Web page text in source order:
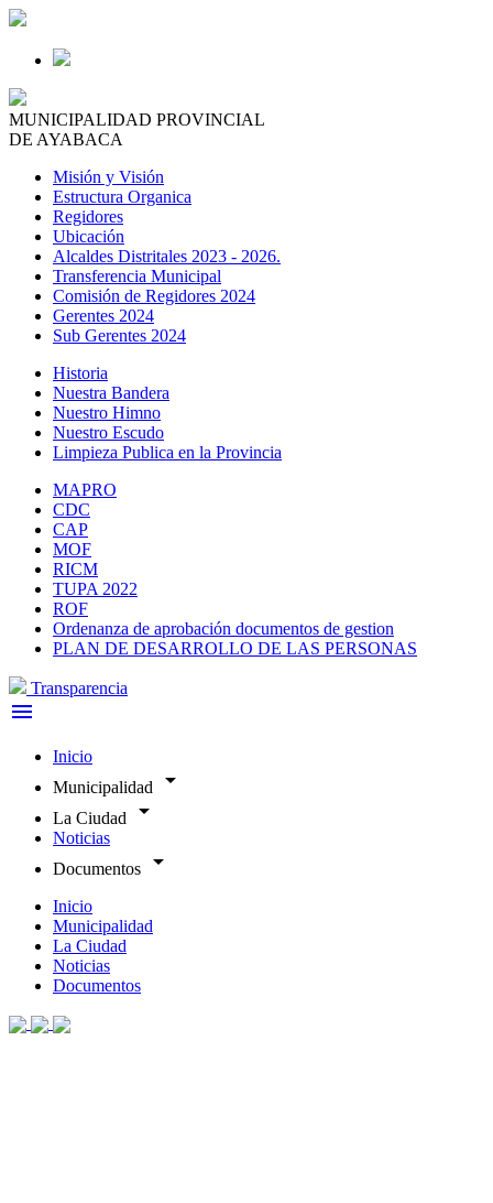
MUNICIPALIDAD PROVINCIAL
DE AYABACA
Misión y Visión
Estructura Organica
Regidores
Ubicación
Alcaldes Distritales 2023 - 2026.
Transferencia Municipal
Comisión de Regidores 2024
Gerentes 2024
Sub Gerentes 2024
Historia
Nuestra Bandera
Nuestro Himno
Nuestro Escudo
Limpieza Publica en la Provincia
MAPRO
CDC
CAP
MOF
RICM
TUPA 2022
ROF
Ordenanza de aprobación documentos de gestion
PLAN DE DESARROLLO DE LAS PERSONAS
Transparencia
menu
Inicio
Municipalidad
arrow_drop_down
La Ciudad arrow_drop_down
Noticias
Documentos
arrow_drop_down
Inicio
Municipalidad
La Ciudad
Noticias
Documentos